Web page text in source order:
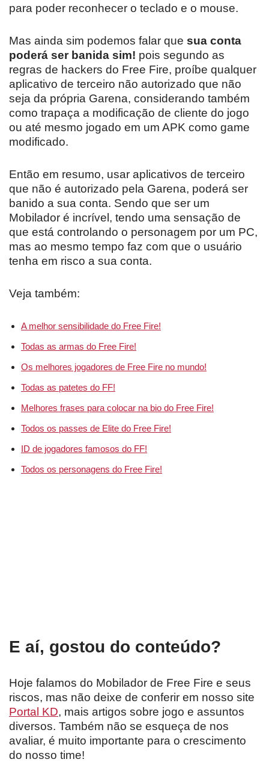
para poder reconhecer o teclado e o mouse.
Mas ainda sim podemos falar que sua conta
poderá ser banida sim! pois segundo as
regras de hackers do Free Fire, proíbe qualquer
aplicativo de terceiro não autorizado que não
seja da própria Garena, considerando também
como trapaça a modificação de cliente do jogo
ou até mesmo jogado em um APK como game
modificado.
Então em resumo, usar aplicativos de terceiro
que não é autorizado pela Garena, poderá ser
banido a sua conta. Sendo que ser um
Mobilador é incrível, tendo uma sensação de
que está controlando o personagem por um PC,
mas ao mesmo tempo faz com que o usuário
tenha em risco a sua conta.
Veja também:
A melhor sensibilidade do Free Fire!
Todas as armas do Free Fire!
Os melhores jogadores de Free Fire no mundo!
Todas as patetes do FF!
Melhores frases para colocar na bio do Free Fire!
Todos os passes de Elite do Free Fire!
ID de jogadores famosos do FF!
Todos os personagens do Free Fire!
E aí, gostou do conteúdo?
Hoje falamos do Mobilador de Free Fire e seus
riscos, mas não deixe de conferir em nosso site
Portal KD, mais artigos sobre jogo e assuntos
diversos. Também não se esqueça de nos
avaliar, é muito importante para o crescimento
do nosso time!